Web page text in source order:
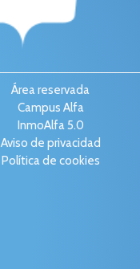
Área reservada
Campus Alfa
InmoAlfa 5.0
Aviso de privacidad
Política de cookies